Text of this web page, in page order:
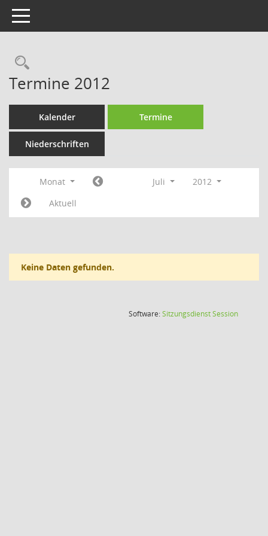
Toggle navigation
Rechercheauswahl
Termine 2012
Kalender Termine
Niederschriften
Monat Juli
2012
Aktuell
Keine Daten gefunden.
Software:SitzungsdienstSession(Wird in